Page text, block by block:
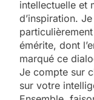
intellectuelle et
d’inspiration.
émérite, dont
marqué ce
Je compte sur
sur votre